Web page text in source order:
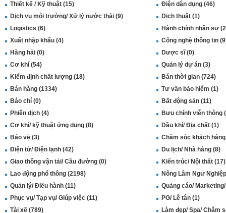
Thiết kế / Kỹ thuật (15)
Điện dân dụng (46)
Dịch vụ môi trường/ Xử lý nước thải (9)
Dịch thuật (1)
Logistics (6)
Hành chính nhân sự
Xuất nhập khẩu (4)
Công nghệ thông tin
Hàng hải (0)
Dược sĩ (0)
Cơ khí (54)
Quản lý dự án (3)
Kiểm định chất lượng (18)
Bán thời gian (724)
Bán hàng (1334)
Tư vấn bảo hiểm (1)
Báo chí (0)
Bất động sản (11)
Phiên dịch (4)
Bưu chính viễn thông
Cơ khí/ kỹ thuật ứng dụng (8)
Dầu khí/ Địa chất (1)
Bảo vệ (3)
Chăm sóc khách hàng
Điện tử/ Điện lạnh (42)
Du lịch/ Nhà hàng (8)
Giao thông vận tải/ Cầu đường (0)
Kiến trúc/ Nội thất (17)
Lao động phổ thông (2198)
Nông Lâm Ngư
Quản lý/ Điều hành (11)
Quảng cáo/
Phục vụ/ Tạp vụ/ Giúp việc (11)
PG/ Lễ tân (1)
Tài xế (789)
Làm đẹp/ Spa/ Chăm